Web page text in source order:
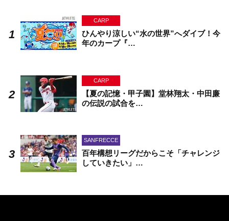
CARP
ひんやり涼しい“水の世界”へダイブ！今
年のカープ『…
CARP
【夏の記憶・甲子園】堂林翔太・中田廉
の伝説の試合を…
SANFRECCE
百年構想リーグだからこそ「チャレンジ
していきたい」…